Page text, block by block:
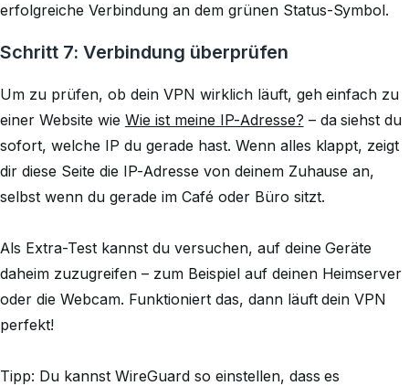
erfolgreiche Verbindung an dem grünen Status-Symbol.
Schritt 7: Verbindung überprüfen
Um zu prüfen, ob dein VPN wirklich läuft, geh einfach zu
einer Website wie Wie ist meine IP-Adresse? – da siehst du
sofort, welche IP du gerade hast. Wenn alles klappt, zeigt
dir diese Seite die IP-Adresse von deinem Zuhause an,
selbst wenn du gerade im Café oder Büro sitzt.
Als Extra-Test kannst du versuchen, auf deine Geräte
daheim zuzugreifen – zum Beispiel auf deinen Heimserver
oder die Webcam. Funktioniert das, dann läuft dein VPN
perfekt!
Tipp: Du kannst WireGuard so einstellen, dass es